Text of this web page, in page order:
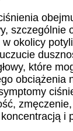
szczególnie
okolicy
które
obciążenia
i